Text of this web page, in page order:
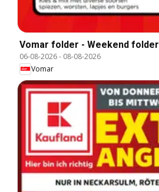
Vomar folder - Weekend folder
06-08-2026- 08-08-2026
Vomar